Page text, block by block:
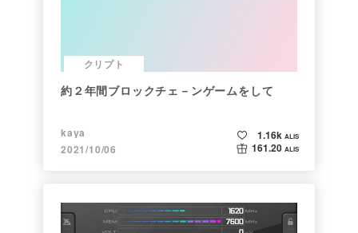
クリプト
約２年間ブロックチェ－ンゲームをして
kaya
2021/10/06
1.16k ALIS
161.20 ALIS